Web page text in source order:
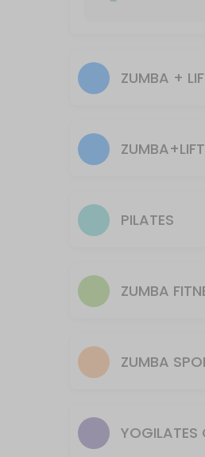
55 min · 20 slots
30min Pilates 12u
Pilates woensdag 20u30
30min piloxing 10u30
55 min · 15 slots
50 min · 15 slots
55 min · 15 slots
PILATES donderdag 9u45
ZUMBA +
PILATES
ZUMBA
ZUMBA
YOGILATES